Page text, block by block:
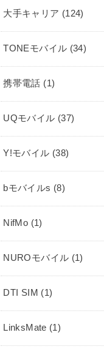
大手キャリア (124)
TONEモバイル (34)
携帯電話 (1)
UQモバイル (37)
Y!モバイル (38)
bモバイルs (8)
NifMo (1)
NUROモバイル (1)
DTI SIM (1)
LinksMate (1)